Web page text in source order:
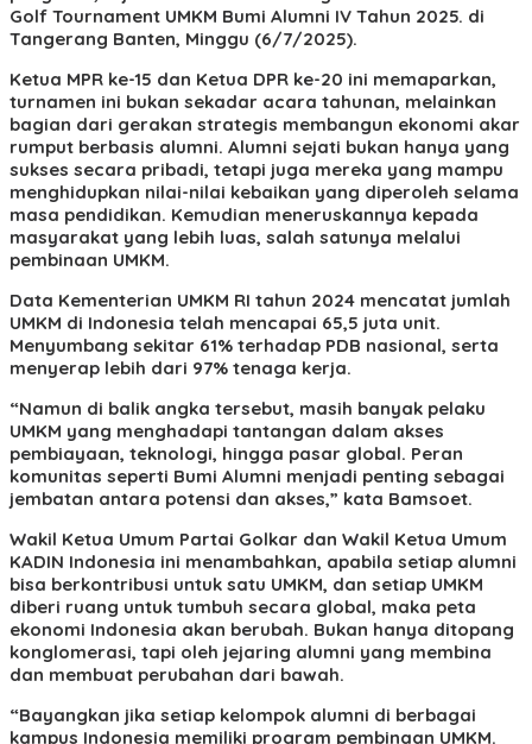
Golf Tournament UMKM Bumi Alumni IV Tahun 2025. di
Tangerang Banten, Minggu (6/7/2025).
Ketua MPR ke-15 dan Ketua DPR ke-20 ini memaparkan,
turnamen ini bukan sekadar acara tahunan, melainkan
bagian dari gerakan strategis membangun ekonomi akar
rumput berbasis alumni. Alumni sejati bukan hanya yang
sukses secara pribadi, tetapi juga mereka yang mampu
menghidupkan nilai-nilai kebaikan yang diperoleh selama
masa pendidikan. Kemudian meneruskannya kepada
masyarakat yang lebih luas, salah satunya melalui
pembinaan UMKM.
Data Kementerian UMKM RI tahun 2024 mencatat jumlah
UMKM di Indonesia telah mencapai 65,5 juta unit.
Menyumbang sekitar 61% terhadap PDB nasional, serta
menyerap lebih dari 97% tenaga kerja.
“Namun di balik angka tersebut, masih banyak pelaku
UMKM yang menghadapi tantangan dalam akses
pembiayaan, teknologi, hingga pasar global. Peran
komunitas seperti Bumi Alumni menjadi penting sebagai
jembatan antara potensi dan akses,” kata Bamsoet.
Wakil Ketua Umum Partai Golkar dan Wakil Ketua Umum
KADIN Indonesia ini menambahkan, apabila setiap alumni
bisa berkontribusi untuk satu UMKM, dan setiap UMKM
diberi ruang untuk tumbuh secara global, maka peta
ekonomi Indonesia akan berubah. Bukan hanya ditopang
konglomerasi, tapi oleh jejaring alumni yang membina
dan membuat perubahan dari bawah.
“Bayangkan jika setiap kelompok alumni di berbagai
kampus Indonesia memiliki program pembinaan UMKM.